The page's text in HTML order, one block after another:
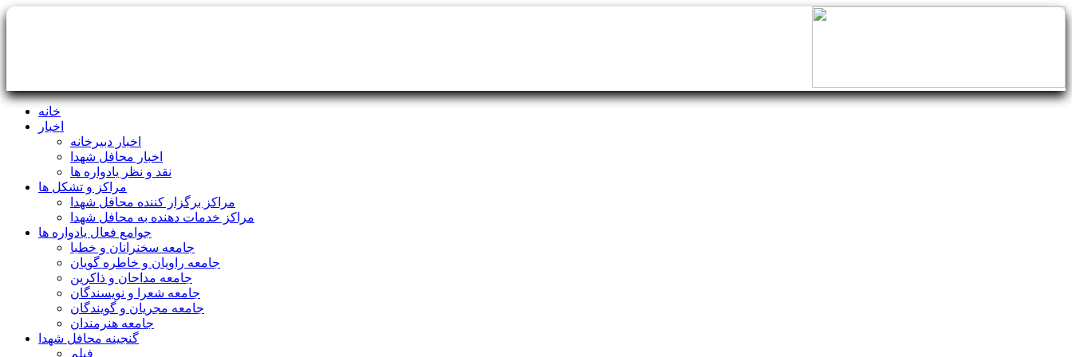
خانه
اخبار
اخبار دبیرخانه
اخبار محافل شهدا
نقد و نظر یادواره ها
مراکز و تشکل ها
مراکز برگزار کننده محافل شهدا
مراکز خدمات دهنده به محافل شهدا
جوامع فعال یادواره ها
جامعه سخنرانان و خطبا
جامعه راویان و خاطره گویان
جامعه مداحان و ذاکرین
جامعه شعرا و نویسندگان
جامعه مجریان و گویندگان
جامعه هنرمندان
گنجینه محافل شهدا
فیلم